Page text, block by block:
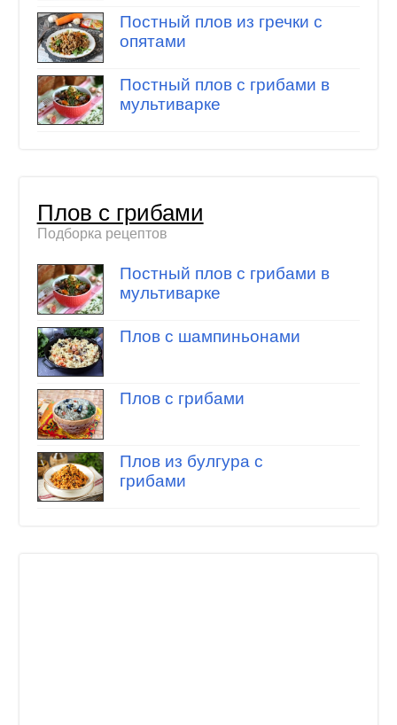
Постный плов из гречки с
опятами
Постный плов с грибами в
мультиварке
Плов с грибами
Подборка рецептов
Постный плов с грибами в
мультиварке
Плов с шампиньонами
Плов с грибами
Плов из булгура с
грибами